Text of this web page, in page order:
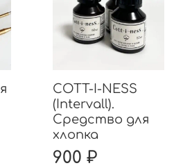
COTT-I-NESS
(Intervall).
Средство для
хлопка
900 ₽